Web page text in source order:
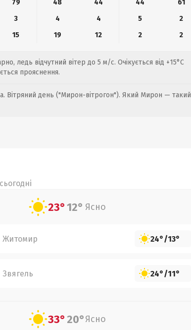
79 48 44 44
61
3 4 4 5
2
15 19 12 2 2
ледь відчутний вітер до 5 м/с. Очікується від +15°C
прояснення.
Вітряний день ("Мирон-вітрогон"). Який Мирон — такий
23°12° Ясно
Житомир 24°/13°
Звягель 24°/11°
33°20°Ясно